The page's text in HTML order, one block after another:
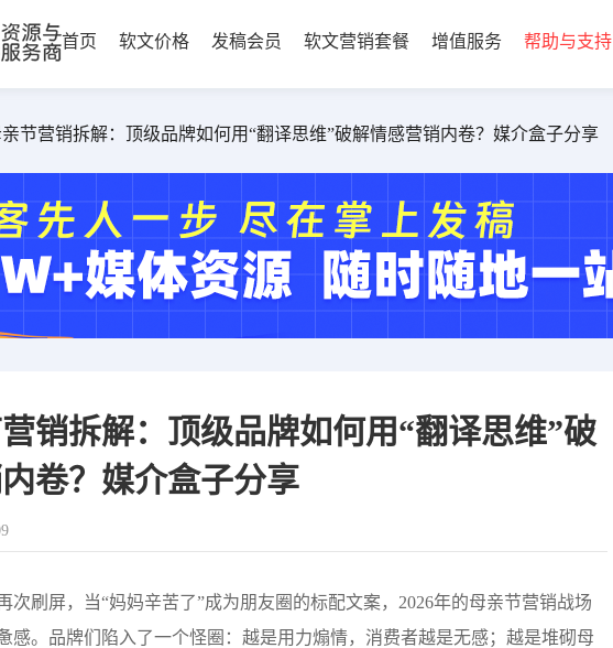
首页 软文价格 发稿会员 软文营销套餐 增值服务 帮助与支持
节营销拆解：顶级品牌如何用“翻译思维”破解情感营销内卷？媒介盒子分享
销拆解：顶级品牌如何用“翻译思维”破
卷？媒介盒子分享
次刷屏，当“妈妈辛苦了”成为朋友圈的标配文案，2026年的母亲节营销战场
感。品牌们陷入了一个怪圈：越是用力煽情，消费者越是无感；越是堆砌母